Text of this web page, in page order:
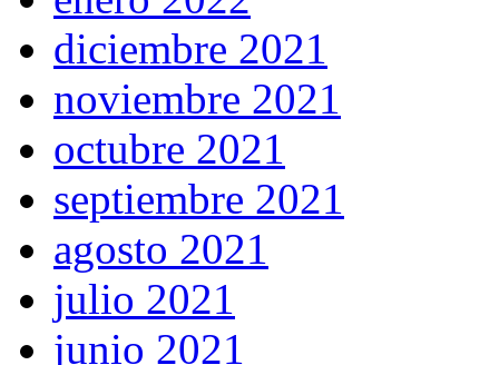
diciembre 2021
noviembre 2021
octubre 2021
septiembre 2021
agosto 2021
julio 2021
junio 2021